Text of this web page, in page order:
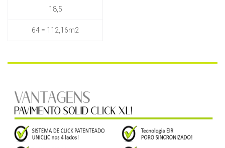
18,5
64 = 112,16m2